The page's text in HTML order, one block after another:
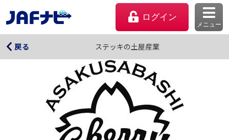
ログイン
メニュー
戻る ステッキの土屋産業
ステッキの土屋産業